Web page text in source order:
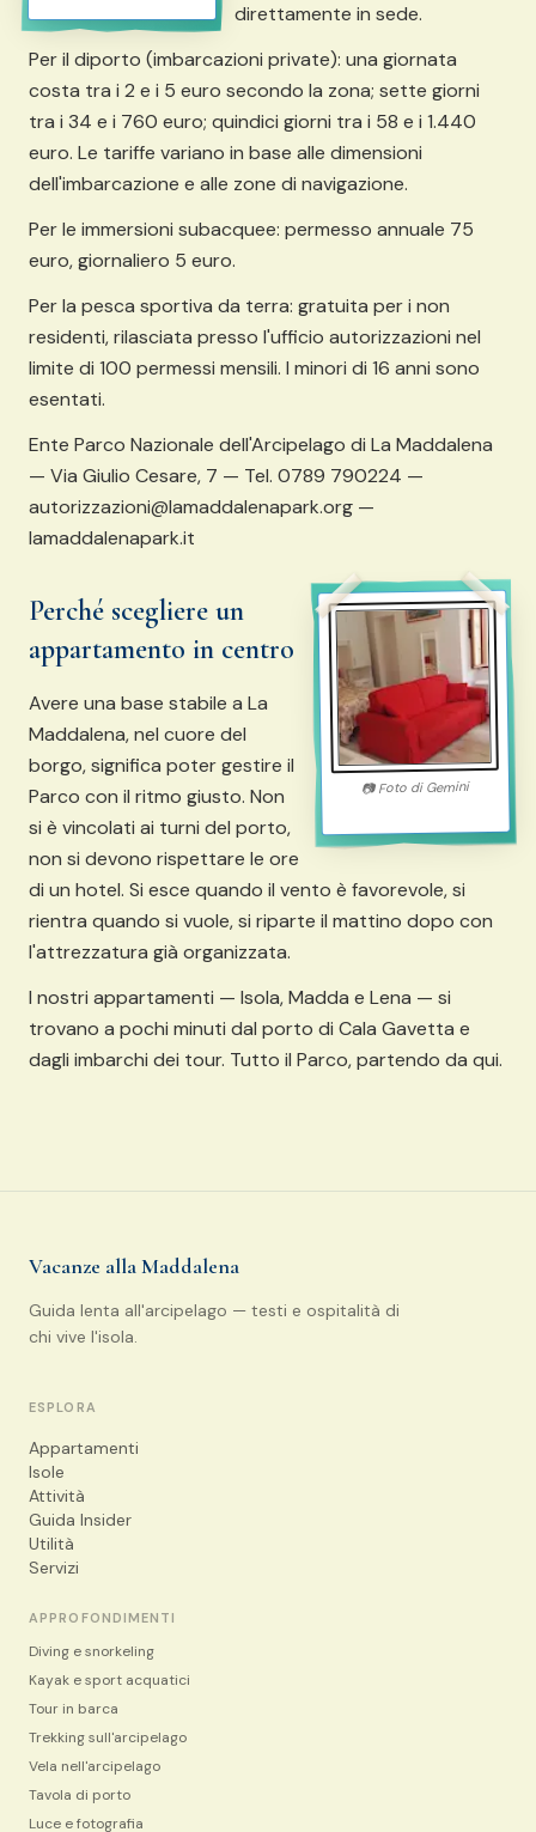
direttamente in sede.
Per il diporto (imbarcazioni private): una giornata
costa tra i 2 e i 5 euro secondo la zona; sette giorni
tra i 34 e i 760 euro; quindici giorni tra i 58 e i 1.440
euro. Le tariffe variano in base alle dimensioni
dell'imbarcazione e alle zone di navigazione.
Per le immersioni subacquee: permesso annuale 75
euro, giornaliero 5 euro.
Per la pesca sportiva da terra: gratuita per i non
residenti, rilasciata presso l'ufficio autorizzazioni nel
limite di 100 permessi mensili. I minori di 16 anni sono
esentati.
Ente Parco Nazionale dell'Arcipelago di La Maddalena
— Via Giulio Cesare, 7 — Tel. 0789 790224 —
autorizzazioni@lamaddalenapark.org —
lamaddalenapark.it
📷 Foto di Gemini
Perché scegliere un
appartamento in centro
Avere una base stabile a La
Maddalena, nel cuore del
borgo, significa poter gestire il
Parco con il ritmo giusto. Non
si è vincolati ai turni del porto,
non si devono rispettare le ore
di un hotel. Si esce quando il vento è favorevole, si
rientra quando si vuole, si riparte il mattino dopo con
l'attrezzatura già organizzata.
I nostri appartamenti — Isola, Madda e Lena — si
trovano a pochi minuti dal porto di Cala Gavetta e
dagli imbarchi dei tour. Tutto il Parco, partendo da qui.
Vacanze alla Maddalena
Guida lenta all'arcipelago — testi e ospitalità di
chi vive l'isola.
ESPLORA
Appartamenti
Isole
Attività
Guida Insider
Utilità
Servizi
APPROFONDIMENTI
Diving e snorkeling
Kayak e sport acquatici
Tour in barca
Trekking sull'arcipelago
Vela nell'arcipelago
Tavola di porto
Luce e fotografia